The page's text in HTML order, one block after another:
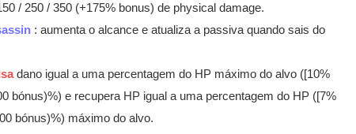
/ 250 / 350 (+175% bonus) de physical damage.
: aumenta o alcance e atualiza a passiva quando sais do
dano igual a uma percentagem do HP máximo do alvo ([10%
bónus)%) e recupera HP igual a uma percentagem do HP ([7%
bónus)%) máximo do alvo.